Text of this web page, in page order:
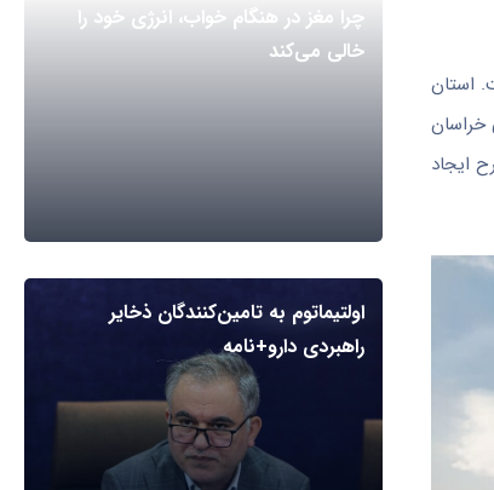
استان
خراسان
ایجاد
چرا مغز در هنگام خواب، انرژی خود را
خالی می‌کند
اولتیماتوم به تامین‌کنندگان ذخایر
راهبردی دارو+نامه